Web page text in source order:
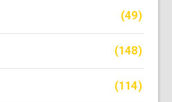
(49)
(148)
(114)